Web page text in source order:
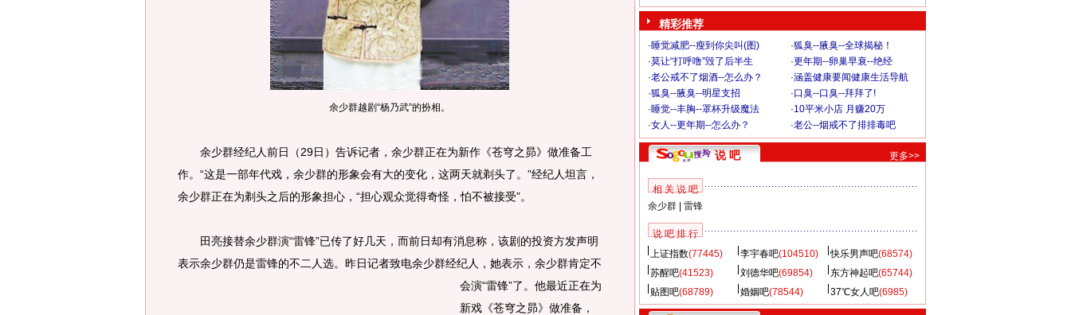
余少群越剧“杨乃武”的扮相。
余少群经纪人前日（29日）告诉记者，余少群正在为新作《苍穹之昴》做准备工
作。“这是一部年代戏，余少群的形象会有大的变化，这两天就剃头了。”经纪人坦言，
余少群正在为剃头之后的形象担心，“担心观众觉得奇怪，怕不被接受”。
田亮接替余少群演“雷锋”已传了好几天，而前日却有消息称，该剧的投资方发声明
表示余少群仍是雷锋的不二人选。昨日记者致电余少群经纪人，她表示，余少群肯定不
会演“雷锋”了。 他最近正在为
新戏《苍穹之昴》做准备，
精彩推荐
·睡觉减肥--瘦到你尖叫(图) ·狐臭--腋臭--全球揭秘！
·莫让“打呼噜”毁了后半生 ·更年期--卵巢早衰--绝经
·老公戒不了烟酒--怎么办？ ·涵盖健康要闻健康生活导航
·狐臭--腋臭--明星支招 ·口臭--口臭--拜拜了!
·睡觉--丰胸--罩杯升级魔法 ·10平米小店 月赚20万
·女人--更年期--怎么办？ ·老公--烟戒不了排排毒吧
说 吧 更多>>
相 关 说 吧
余少群| 雷锋
说 吧 排 行
上证指数(77445) 李宇春吧(104510) 快乐男声吧(68574)
苏醒吧(41523) 刘德华吧(69854) 东方神起吧(65744)
贴图吧(68789) 婚姻吧(78544) 37℃女人吧(6985)